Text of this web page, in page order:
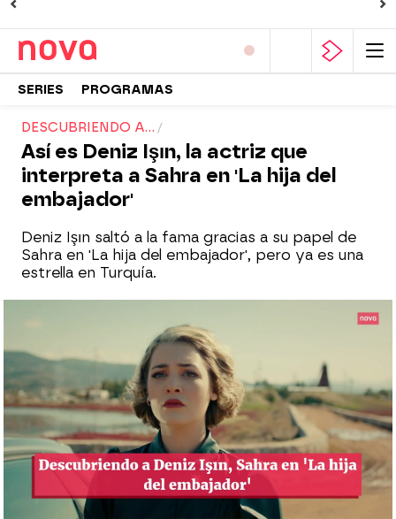
SERIES PROGRAMAS
DESCUBRIENDO A...
Así es Deniz Işın, la actriz que
interpreta a Sahra en 'La hija del
embajador'
Deniz Işın saltó a la fama gracias a su papel de
Sahra en 'La hija del embajador', pero ya es una
estrella en Turquía.
Almudena Carranza
Madrid
Publicado: 10 de septiembre de 2022, 10:05